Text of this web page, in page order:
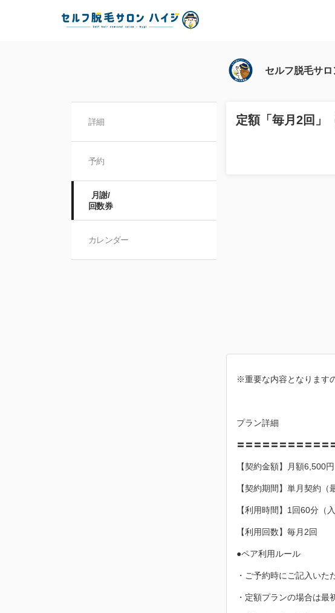
セルフ脱毛サ
詳細
予約
月謝/
回数券
カレンダー
定額「毎月2回」
※重要な内容となります
プラン詳細
〓〓〓〓〓〓〓〓〓〓〓
【契約金額】月額6,500円
【契約期間】単月契約
【利用時間】1回60分（
【利用回数】毎月2回
●ペア利用ルール
・ご予約時にご記入いた
・定額プランの場合は